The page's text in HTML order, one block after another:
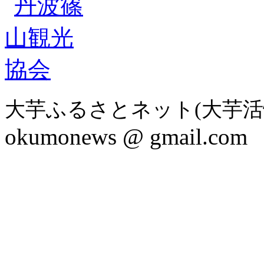
大芋ふるさとネット(大芋
okumonews @ gmail.com